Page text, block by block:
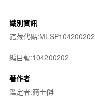
識別資訊
館藏代碼:MLSP104200202
編目號:104200202
著作者
鑑定者:簡士傑